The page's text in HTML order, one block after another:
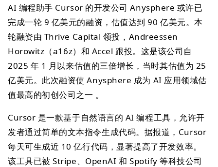
AI 编程助手 Cursor 的开发公司 Anysphere 或许已
完成一轮 9 亿美元的融资，估值达到 90 亿美元。本
轮融资由 Thrive Capital 领投，Andreessen
Horowitz（a16z）和 Accel 跟投。这是该公司自
2025 年 1 月以来估值的三倍增长，当时其估值为 25
亿美元。此次融资使 Anysphere 成为 AI 应用领域估
值最高的初创公司之一 。
Cursor 是一款基于自然语言的 AI 编程工具，允许开
发者通过简单的文本指令生成代码。据报道，Cursor
每天可生成近 10 亿行代码，显著提高了开发效率。
该工具已被 Stripe、OpenAI 和 Spotify 等科技公司